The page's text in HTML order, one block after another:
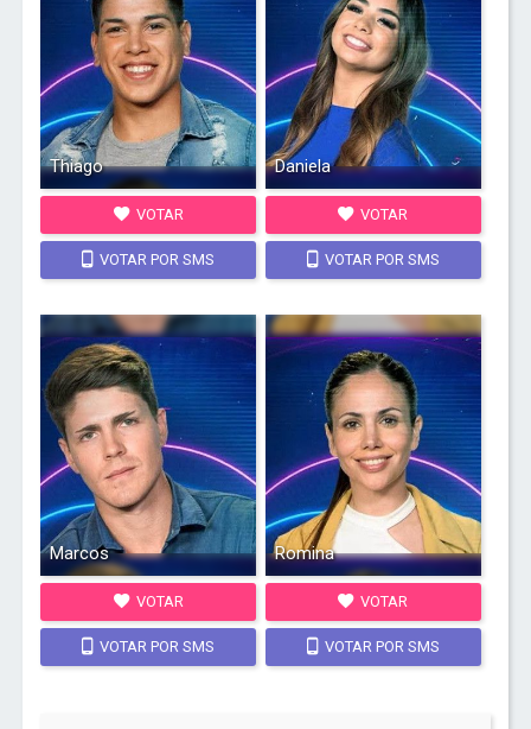
Thiago
VOTAR
VOTAR POR SMS
Daniela
VOTAR
VOTAR POR SMS
Marcos
VOTAR
VOTAR POR SMS
Romina
VOTAR
VOTAR POR SMS